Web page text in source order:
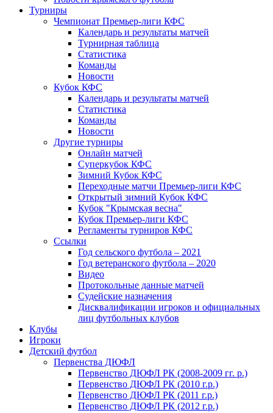
Турниры
Чемпионат Премьер-лиги КФС
Календарь и результаты матчей
Турнирная таблица
Статистика
Команды
Новости
Кубок КФС
Календарь и результаты матчей
Статистика
Команды
Новости
Другие турниры
Онлайн матчей
Суперкубок КФС
Зимний Кубок КФС
Переходные матчи Премьер-лиги КФС
Открытый зимний Кубок КФС
Кубок "Крымская весна"
Кубок Премьер-лиги КФС
Регламенты турниров КФС
Ссылки
Год сельского футбола – 2021
Год ветеранского футбола – 2020
Видео
Протокольные данные матчей
Судейские назначения
Дисквалификации игроков и официальных
лиц футбольных клубов
Клубы
Игроки
Детский футбол
Первенства ДЮФЛ
Первенство ДЮФЛ РК (2008-2009 гг. р.)
Первенство ДЮФЛ РК (2010 г.р.)
Первенство ДЮФЛ РК (2011 г.р.)
Первенство ДЮФЛ РК (2012 г.р.)